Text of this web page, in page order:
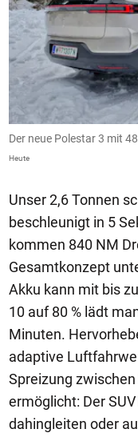
Der neue Polestar 3 mit
Heute
Unser 2,6 Tonnen
beschleunigt in 5
kommen 840 NM
Gesamtkonzept
Akku kann mit bis
10 auf 80 % lädt
Minuten.
adaptive
Spreizung
ermöglicht: Der
dahingleiten oder